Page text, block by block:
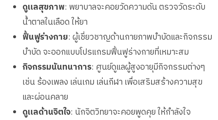
ดูแลสุขภาพ: พยาบาลจะคอยวัดความดัน ตรวจวัดระดับ
น้ำตาลในเลือด ให้ยา
ฟื้นฟูร่างกาย: ผู้เชี่ยวชาญด้านกายภาพบำบัดและกิจกรรม
บำบัด จะออกแบบโปรแกรมฟื้นฟูร่างกายที่เหมาะสม
กิจกรรมนันทนาการ: ศูนย์ดูแลผู้สูงอายุมีกิจกรรมต่างๆ
เช่น ร้องเพลง เล่นเกม เล่นกีฬา เพื่อเสริมสร้างความสุข
และผ่อนคลาย
ดูแลด้านจิตใจ: นักจิตวิทยาจะคอยพูดคุย ให้กำลังใจ